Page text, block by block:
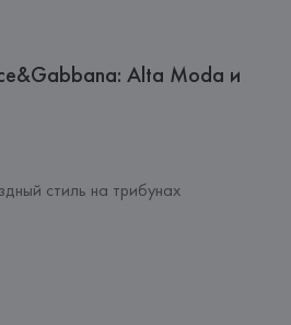
Alta Moda и